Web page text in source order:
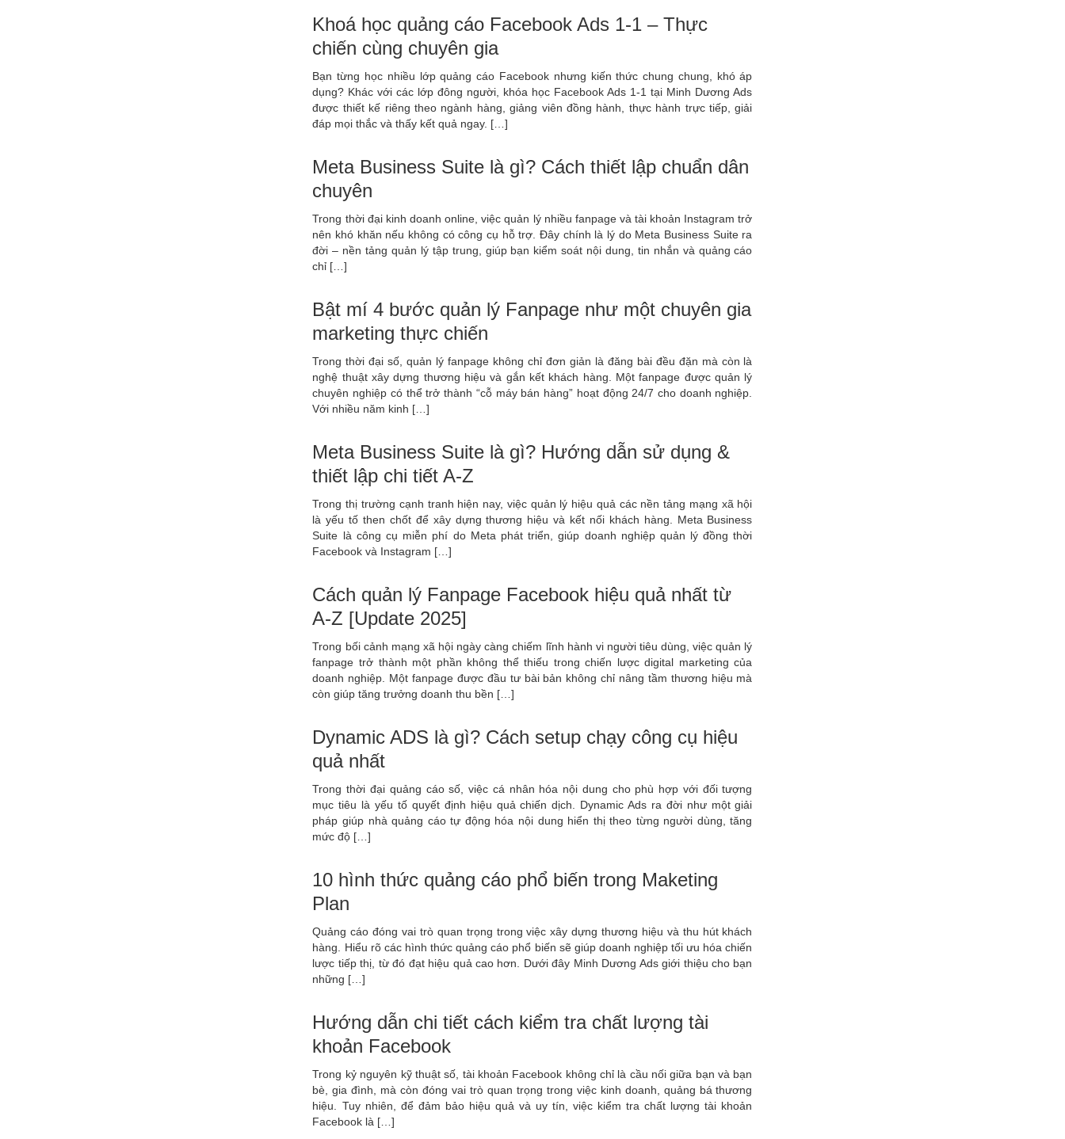
Khoá học quảng cáo Facebook Ads 1-1 – Thực
chiến cùng chuyên gia
Bạn từng học nhiều lớp quảng cáo Facebook nhưng kiến thức chung chung, khó áp
dụng? Khác với các lớp đông người, khóa học Facebook Ads 1-1 tại Minh Dương Ads
được thiết kế riêng theo ngành hàng, giảng viên đồng hành, thực hành trực tiếp, giải
đáp mọi thắc và thấy kết quả ngay. […]
Meta Business Suite là gì? Cách thiết lập chuẩn dân
chuyên
Trong thời đại kinh doanh online, việc quản lý nhiều fanpage và tài khoản Instagram trở
nên khó khăn nếu không có công cụ hỗ trợ. Đây chính là lý do Meta Business Suite ra
đời – nền tảng quản lý tập trung, giúp bạn kiểm soát nội dung, tin nhắn và quảng cáo
chỉ […]
Bật mí 4 bước quản lý Fanpage như một chuyên gia
marketing thực chiến
Trong thời đại số, quản lý fanpage không chỉ đơn giản là đăng bài đều đặn mà còn là
nghệ thuật xây dựng thương hiệu và gắn kết khách hàng. Một fanpage được quản lý
chuyên nghiệp có thể trở thành “cỗ máy bán hàng” hoạt động 24/7 cho doanh nghiệp.
Với nhiều năm kinh […]
Meta Business Suite là gì? Hướng dẫn sử dụng &
thiết lập chi tiết A-Z
Trong thị trường cạnh tranh hiện nay, việc quản lý hiệu quả các nền tảng mạng xã hội
là yếu tố then chốt để xây dựng thương hiệu và kết nối khách hàng. Meta Business
Suite là công cụ miễn phí do Meta phát triển, giúp doanh nghiệp quản lý đồng thời
Facebook và Instagram […]
Cách quản lý Fanpage Facebook hiệu quả nhất từ
A-Z [Update 2025]
Trong bối cảnh mạng xã hội ngày càng chiếm lĩnh hành vi người tiêu dùng, việc quản lý
fanpage trở thành một phần không thể thiếu trong chiến lược digital marketing của
doanh nghiệp. Một fanpage được đầu tư bài bản không chỉ nâng tầm thương hiệu mà
còn giúp tăng trưởng doanh thu bền […]
Dynamic ADS là gì? Cách setup chạy công cụ hiệu
quả nhất
Trong thời đại quảng cáo số, việc cá nhân hóa nội dung cho phù hợp với đối tượng
mục tiêu là yếu tố quyết định hiệu quả chiến dịch. Dynamic Ads ra đời như một giải
pháp giúp nhà quảng cáo tự động hóa nội dung hiển thị theo từng người dùng, tăng
mức độ […]
10 hình thức quảng cáo phổ biến trong Maketing
Plan
Quảng cáo đóng vai trò quan trọng trong việc xây dựng thương hiệu và thu hút khách
hàng. Hiểu rõ các hình thức quảng cáo phổ biến sẽ giúp doanh nghiệp tối ưu hóa chiến
lược tiếp thị, từ đó đạt hiệu quả cao hơn. Dưới đây Minh Dương Ads giới thiệu cho bạn
những […]
Hướng dẫn chi tiết cách kiểm tra chất lượng tài
khoản Facebook
Trong kỷ nguyên kỹ thuật số, tài khoản Facebook không chỉ là cầu nối giữa bạn và bạn
bè, gia đình, mà còn đóng vai trò quan trọng trong việc kinh doanh, quảng bá thương
hiệu. Tuy nhiên, để đảm bảo hiệu quả và uy tín, việc kiểm tra chất lượng tài khoản
Facebook là […]